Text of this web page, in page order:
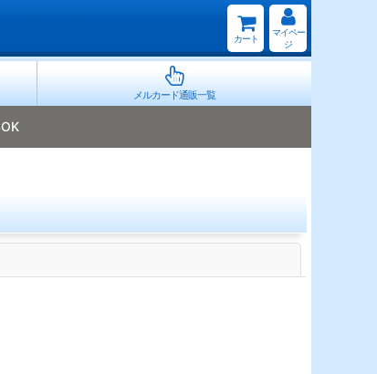
カート
マイペー
ジ
メルカード通販一覧